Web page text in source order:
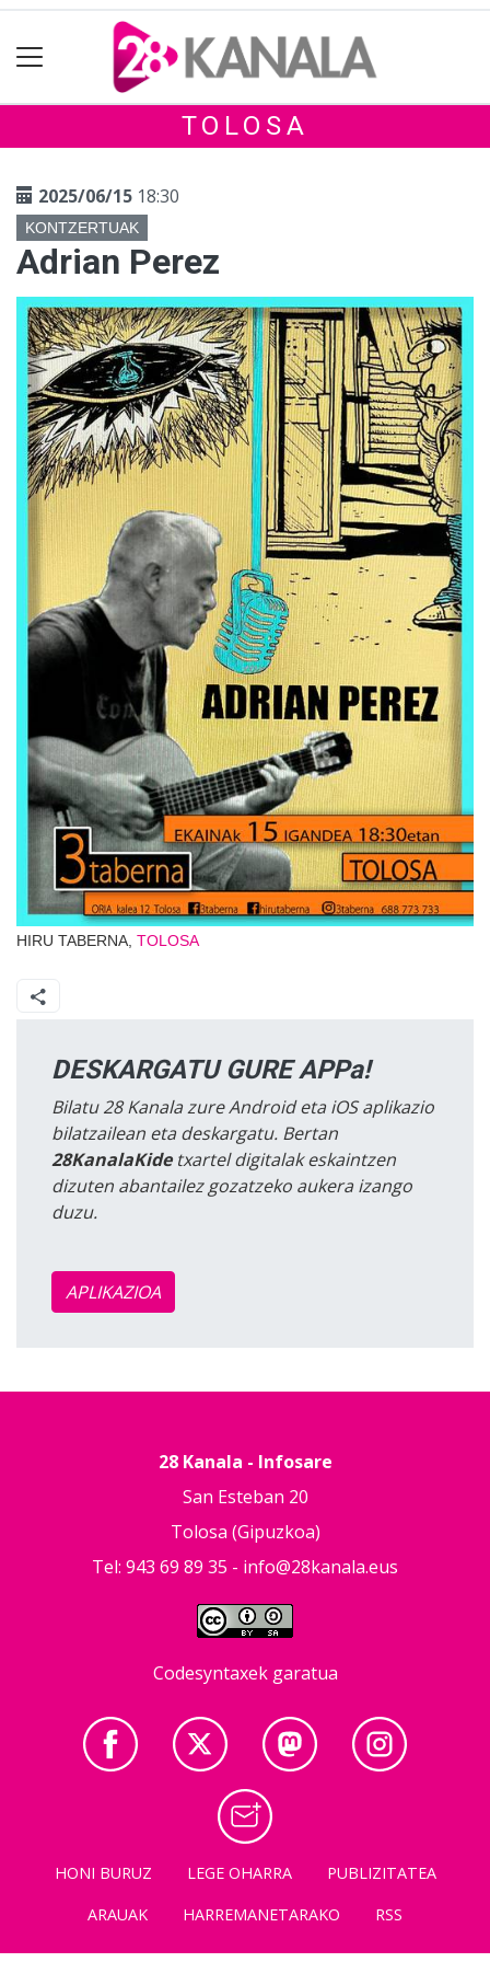
TOLOSA
2025/06/15 18:30
KONTZERTUAK
Adrian Perez
HIRU TABERNA, TOLOSA
DESKARGATU GURE APPa!
Bilatu 28 Kanala zure Android eta iOS aplikazio
bilatzailean eta deskargatu. Bertan
28KanalaKidetxartel digitalak eskaintzen
dizuten abantailez gozatzeko aukera izango
duzu.
APLIKAZIOA
28 Kanala - Infosare
San Esteban 20
Tolosa (Gipuzkoa)
Tel: 943 69 89 35 - info@28kanala.eus
Codesyntaxek garatua
HONI BURUZ LEGE OHARRA
PUBLIZITATEA
ARAUAK
HARREMANETARAKO RSS